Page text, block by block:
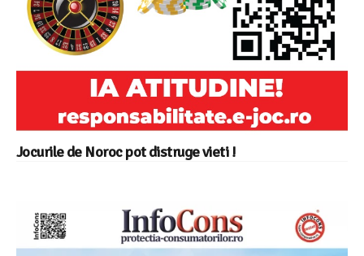
Jocurile de Noroc pot distruge vieti !